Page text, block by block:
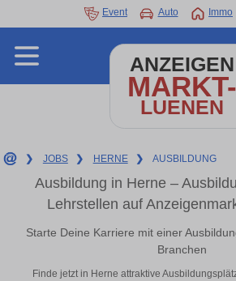
Event Auto Immo
ANZEIGEN
MARKT-
LUENEN
❯ JOBS ❯ HERNE ❯ AUSBILDUNG
Ausbildung in Herne –
Lehrstellen auf
Starte Deine Karriere mit einer
Branchen
Finde jetzt in Herne attraktive